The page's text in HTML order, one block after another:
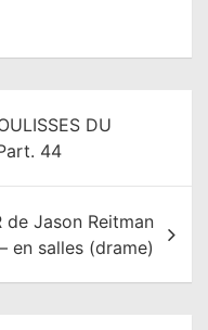
DU
44
de Jason Reitman
en salles (drame)